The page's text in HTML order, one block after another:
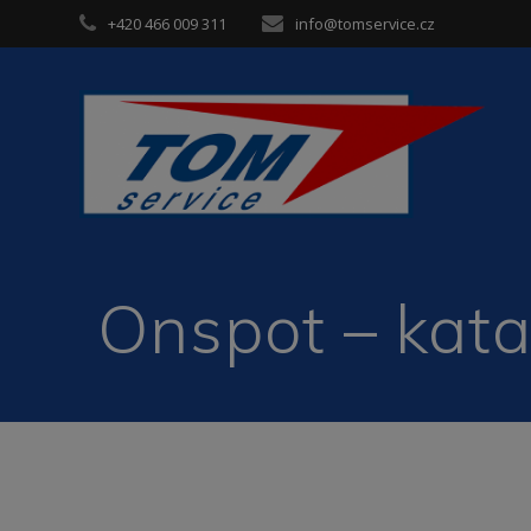
to
+420 466 009 311 info@tomservice.cz
Onspot –